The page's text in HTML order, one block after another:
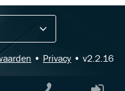
• Privacy • v2.2.16
tips,
van Cartec.